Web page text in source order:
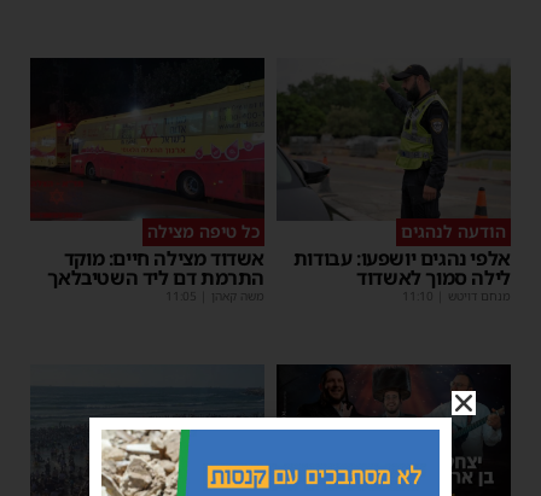
הודעה לנהגים
אלפי נהגים יושפעו: עבודות
לילה סמוך לאשדוד
מנחם דויטש
כל טיפה מצילה
אשדוד מצילה חיים: מוקד
התרמת דם ליד השטיבלאך
משה קאהן 11:05